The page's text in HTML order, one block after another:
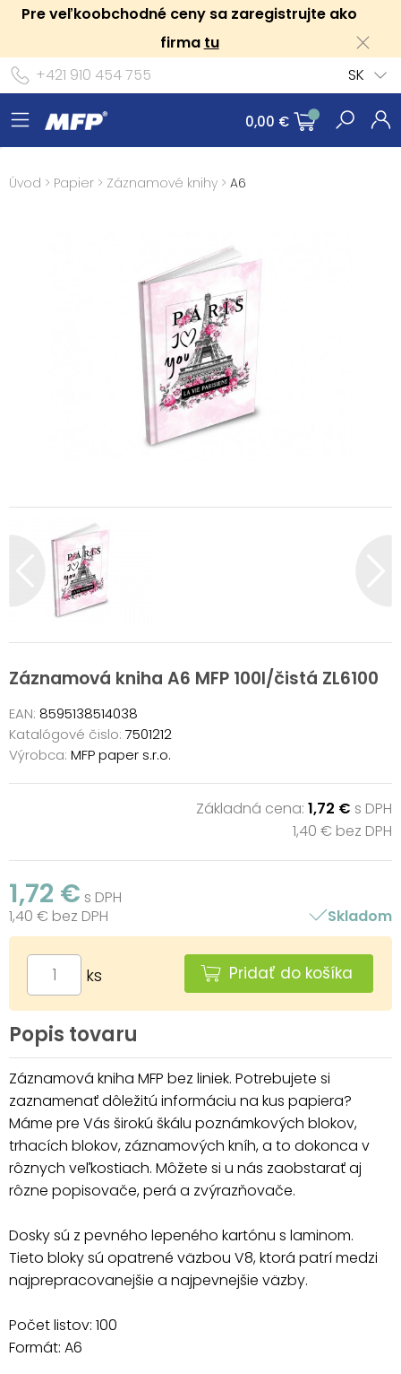
Pre veľkoobchodné ceny sa zaregistrujte ako
firma tu
+421 910 454 755
SK
0,00 €
Úvod > Papier > Záznamové knihy > A6
Záznamová kniha A6 MFP 100l/čistá ZL6100
EAN: 8595138514038
Katalógové čislo: 7501212
Výrobca: MFP paper s.r.o.
Základná cena: 1,72 € s DPH
1,40 € bez DPH
1,72 € s DPH
1,40 € bez DPH
Skladom
ks Pridať do košíka
Popis tovaru
Záznamová kniha MFP bez liniek. Potrebujete si
zaznamenať dôležitú informáciu na kus papiera?
Máme pre Vás širokú škálu poznámkových blokov,
trhacích blokov, záznamových kníh, a to dokonca v
rôznych veľkostiach. Môžete si u nás zaobstarať aj
rôzne popisovače, perá a zvýrazňovače.
Dosky sú z pevného lepeného kartónu s laminom.
Tieto bloky sú opatrené väzbou V8, ktorá patrí medzi
najprepracovanejšie a najpevnejšie väzby.
Počet listov: 100
Formát: A6